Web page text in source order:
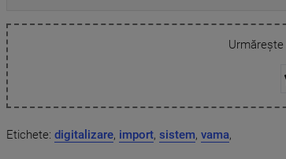
Urmărește
Etichete: digitalizare, import, sistem, vama,